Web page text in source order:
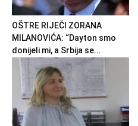
OŠTRE RIJEČI ZORANA
MILANOVIĆA: “Dayton smo
donijeli mi, a Srbija se...